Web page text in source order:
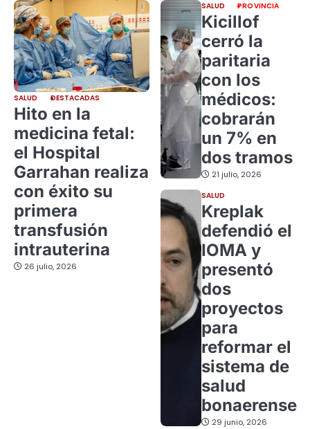
SALUD DESTACADAS
Hito en la
medicina fetal:
el Hospital
Garrahan realiza
con éxito su
primera
transfusión
intrauterina
26 julio, 2026
SALUD PROVINCIA
Kicillof
cerró la
paritaria
con los
médicos:
cobrarán
un 7% en
dos tramos
21 julio, 2026
SALUD
Kreplak
defendió el
IOMA y
presentó
dos
proyectos
para
reformar el
sistema de
salud
bonaerense
29 junio, 2026